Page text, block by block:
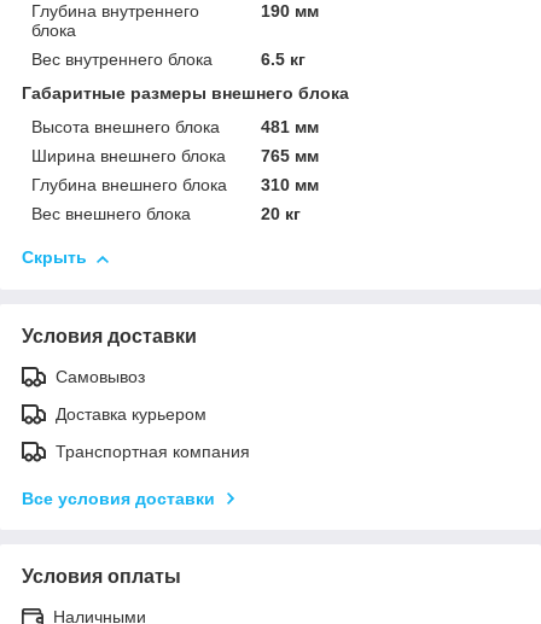
Глубина внутреннего
блока
190 мм
Вес внутреннего блока
6.5 кг
Габаритные размеры внешнего блока
Высота внешнего блока
481 мм
Ширина внешнего блока
765 мм
Глубина внешнего блока
310 мм
Вес внешнего блока
20 кг
Скрыть
Условия доставки
Самовывоз
Доставка курьером
Транспортная компания
Все условия доставки
Условия оплаты
Наличными